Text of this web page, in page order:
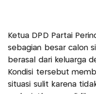
Ketua DPD Partai
sebagian besar calon
berasal dari keluarga
Kondisi tersebut
situasi sulit karena